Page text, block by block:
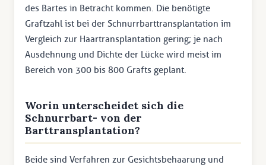
des Bartes in Betracht kommen. Die benötigte
Graftzahl ist bei der Schnurrbarttransplantation im
Vergleich zur Haartransplantation gering; je nach
Ausdehnung und Dichte der Lücke wird meist im
Bereich von 300 bis 800 Grafts geplant.
Worin unterscheidet sich die
Schnurrbart- von der
Barttransplantation?
Beide sind Verfahren zur Gesichtsbehaarung und